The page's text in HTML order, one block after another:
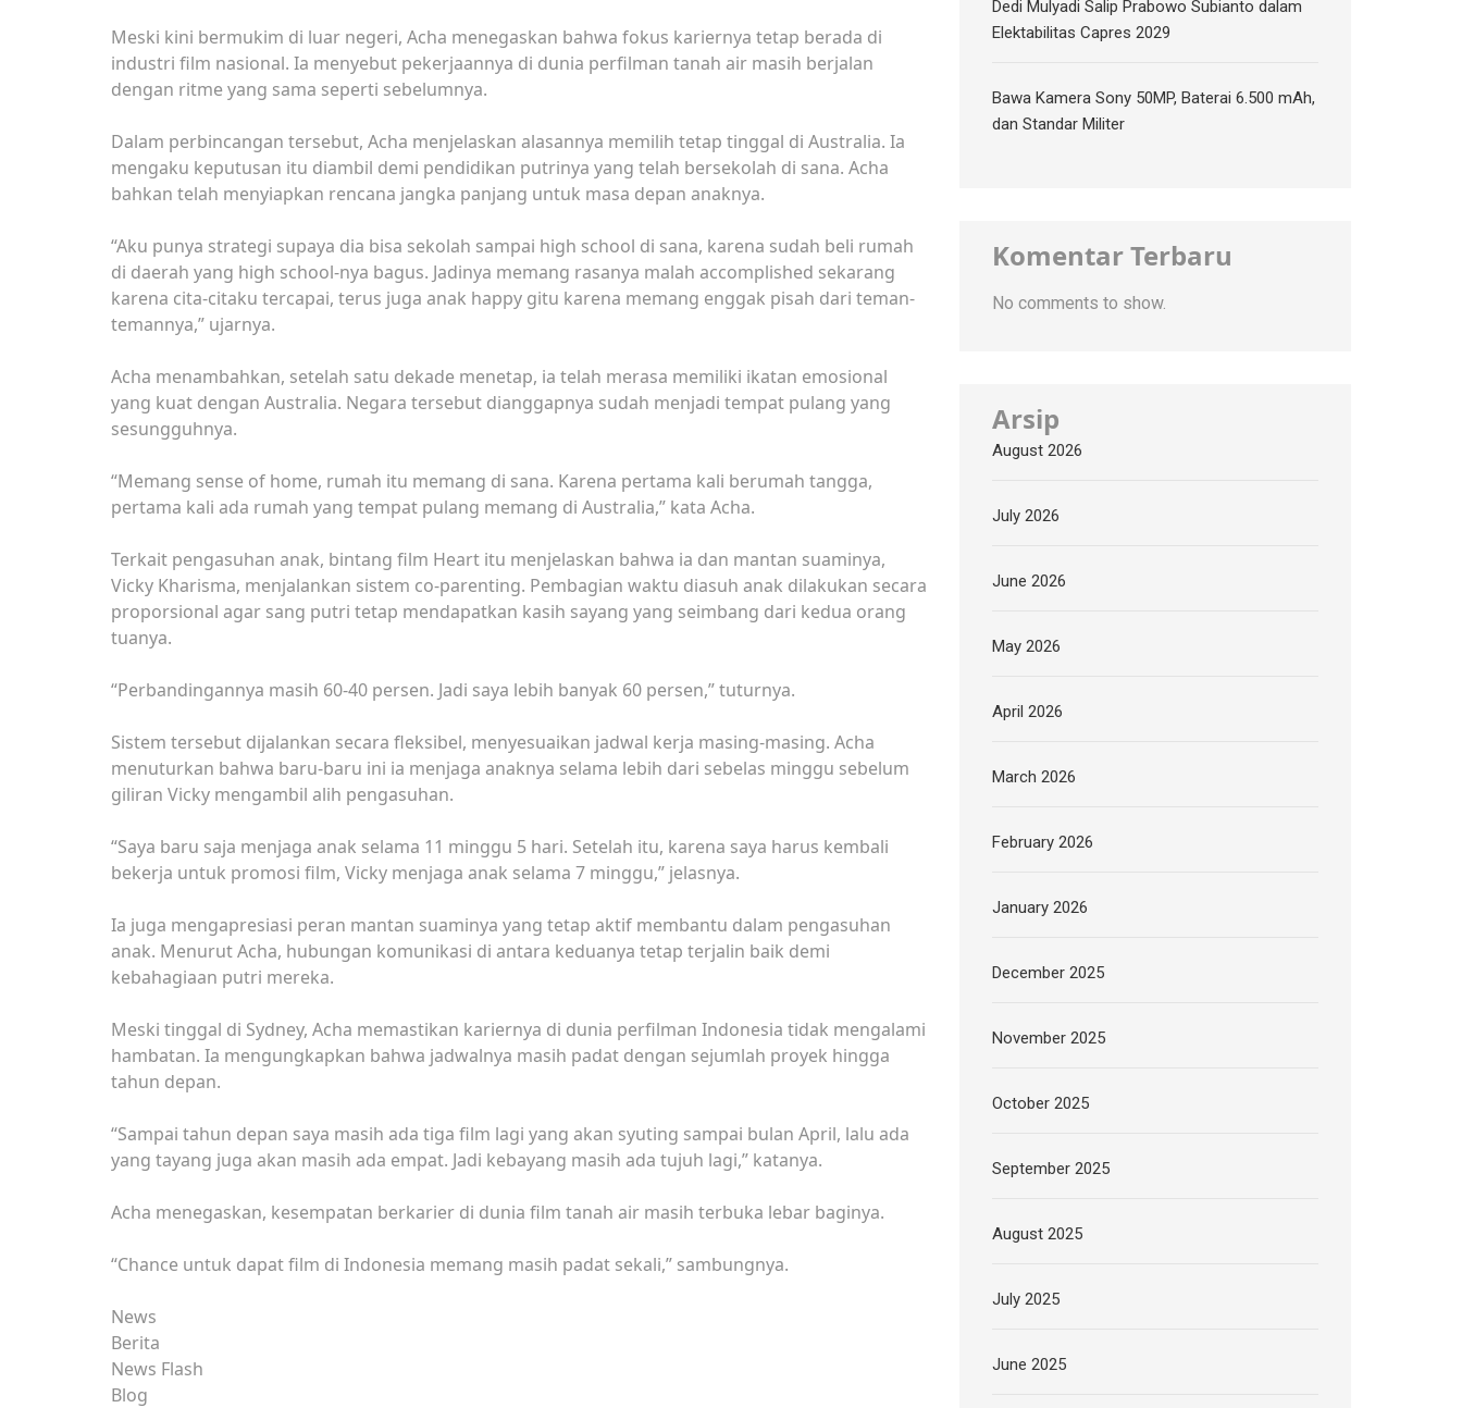
Meski kini bermukim di luar negeri, Acha menegaskan bahwa fokus kariernya tetap berada di
industri film nasional. Ia menyebut pekerjaannya di dunia perfilman tanah air masih berjalan
dengan ritme yang sama seperti sebelumnya.
Dalam perbincangan tersebut, Acha menjelaskan alasannya memilih tetap tinggal di Australia. Ia
mengaku keputusan itu diambil demi pendidikan putrinya yang telah bersekolah di sana. Acha
bahkan telah menyiapkan rencana jangka panjang untuk masa depan anaknya.
“Aku punya strategi supaya dia bisa sekolah sampai high school di sana, karena sudah beli rumah
di daerah yang high school-nya bagus. Jadinya memang rasanya malah accomplished sekarang
karena cita-citaku tercapai, terus juga anak happy gitu karena memang enggak pisah dari teman-
temannya,” ujarnya.
Acha menambahkan, setelah satu dekade menetap, ia telah merasa memiliki ikatan emosional
yang kuat dengan Australia. Negara tersebut dianggapnya sudah menjadi tempat pulang yang
sesungguhnya.
“Memang sense of home, rumah itu memang di sana. Karena pertama kali berumah tangga,
pertama kali ada rumah yang tempat pulang memang di Australia,” kata Acha.
Terkait pengasuhan anak, bintang film Heart itu menjelaskan bahwa ia dan mantan suaminya,
Vicky Kharisma, menjalankan sistem co-parenting. Pembagian waktu diasuh anak dilakukan secara
proporsional agar sang putri tetap mendapatkan kasih sayang yang seimbang dari kedua orang
tuanya.
“Perbandingannya masih 60-40 persen. Jadi saya lebih banyak 60 persen,” tuturnya.
Sistem tersebut dijalankan secara fleksibel, menyesuaikan jadwal kerja masing-masing. Acha
menuturkan bahwa baru-baru ini ia menjaga anaknya selama lebih dari sebelas minggu sebelum
giliran Vicky mengambil alih pengasuhan.
“Saya baru saja menjaga anak selama 11 minggu 5 hari. Setelah itu, karena saya harus kembali
bekerja untuk promosi film, Vicky menjaga anak selama 7 minggu,” jelasnya.
Ia juga mengapresiasi peran mantan suaminya yang tetap aktif membantu dalam pengasuhan
anak. Menurut Acha, hubungan komunikasi di antara keduanya tetap terjalin baik demi
kebahagiaan putri mereka.
Meski tinggal di Sydney, Acha memastikan kariernya di dunia perfilman Indonesia tidak mengalami
hambatan. Ia mengungkapkan bahwa jadwalnya masih padat dengan sejumlah proyek hingga
tahun depan.
“Sampai tahun depan saya masih ada tiga film lagi yang akan syuting sampai bulan April, lalu ada
yang tayang juga akan masih ada empat. Jadi kebayang masih ada tujuh lagi,” katanya.
Acha menegaskan, kesempatan berkarier di dunia film tanah air masih terbuka lebar baginya.
“Chance untuk dapat film di Indonesia memang masih padat sekali,” sambungnya.
News
Berita
News Flash
Blog
Dedi Mulyadi Salip Prabowo Subianto dalam
Elektabilitas Capres 2029
Bawa Kamera Sony 50MP, Baterai 6.500 mAh,
dan Standar Militer
Komentar Terbaru
No comments to show.
Arsip
August 2026
July 2026
June 2026
May 2026
April 2026
March 2026
February 2026
January 2026
December 2025
November 2025
October 2025
September 2025
August 2025
July 2025
June 2025